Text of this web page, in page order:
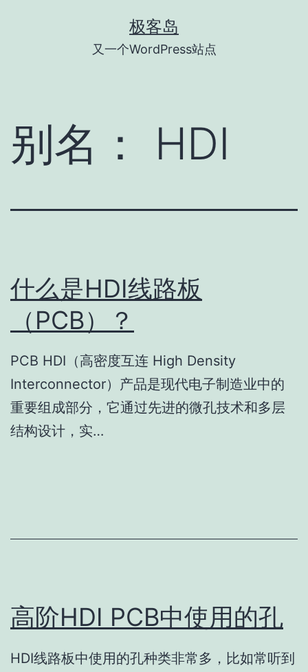
极客岛
又一个WordPress站点
别名： HDI
什么是HDI线路板
（PCB）？
PCB HDI（高密度互连 High Density
Interconnector）产品是现代电子制造业中的
重要组成部分，它通过先进的微孔技术和多层
结构设计，实…
高阶HDI PCB中使用的孔
HDI线路板中使用的孔种类非常多，比如常听到